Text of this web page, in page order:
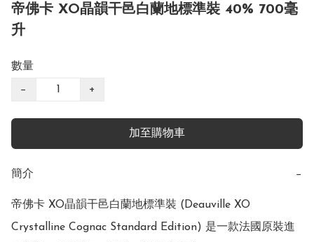
帝佛卡 XO晶韻干邑白蘭地標準裝 40% 700毫
升
數量
− +
加至購物車
簡介 −
帝佛卡 XO晶韻干邑白蘭地標準裝 (Deauville XO
Crystalline Cognac Standard Edition) 是一款法國原裝進